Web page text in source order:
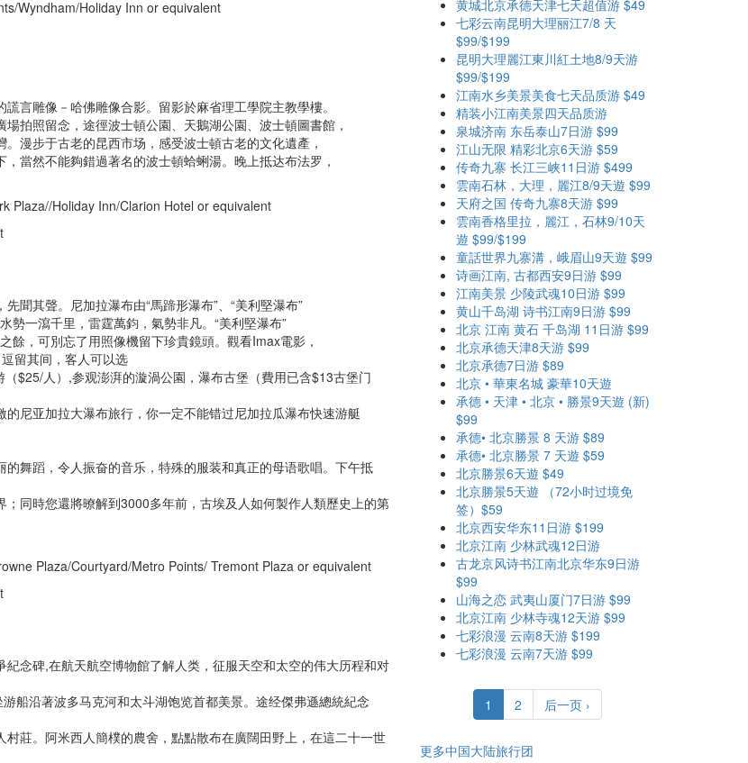
Wyndham/Holiday Inn or equivalent
言雕像－哈佛雕像合影。留影於麻省理工學院主教學樓。
拍照留念，途徑波士頓公園、天鵝湖公園、波士頓圖書館，
漫步于古老的昆西市场，感受波士頓古老的文化遺產，
當然不能夠錯過著名的波士頓蛤蜊湯。晚上抵达布法罗，
Plaza//Holiday Inn/Clarion Hotel or equivalent
聞其聲。尼加拉瀑布由“馬蹄形瀑布”、“美利堅瀑布”
勢一瀉千里，雷霆萬鈞，氣勢非凡。“美利堅瀑布”
餘，可別忘了用照像機留下珍貴鏡頭。觀看Imax電影，
留其间，客人可以选
$25/人）,参观澎湃的漩渦公園，瀑布古堡（費用已含$13古堡门
尼亚加拉大瀑布旅行，你一定不能错过尼加拉瓜瀑布快速游艇
舞蹈，令人振奋的音乐，特殊的服装和真正的母语歌唱。下午抵
同時您還將暸解到3000多年前，古埃及人如何製作人類歷史上的第
Plaza/Courtyard/Metro Points/ Tremont Plaza or equivalent
念碑,在航天航空博物館了解人类，征服天空和太空的伟大历程和对
船沿著波多马克河和太斗湖饱览首都美景。途经傑弗遜總統紀念
莊。阿米西人簡樸的農舍，點點散布在廣闊田野上，在這二十一世
黄城北京承德天津七天超值游 $49
七彩云南昆明大理丽江7/8 天
$99/$199
昆明大理麗江東川紅土地8/9天游
$99/$199
江南水乡美景美食七天品质游 $49
精装小江南美景四天品质游
泉城济南 东岳泰山7日游 $99
江山无限 精彩北京6天游 $59
传奇九寨 长江三峡11日游 $499
雲南石林，大理，麗江8/9天遊 $99
天府之国 传奇九寨8天游 $99
雲南香格里拉，麗江，石林9/10天
遊 $99/$199
童話世界九寨溝，峨眉山9天遊 $99
诗画江南, 古都西安9日游 $99
江南美景 少陵武魂10日游 $99
黄山千岛湖 诗书江南9日游 $99
北京 江南 黄石 千岛湖 11日游 $99
北京承德天津8天游 $99
北京承德7日游 $89
北京 • 華東名城 豪華10天遊
承德 • 天津 • 北京 • 勝景9天遊 (新)
$99
承德• 北京勝景 8 天游 $89
承德• 北京勝景 7 天遊 $59
北京勝景6天遊 $49
北京勝景5天遊 （72小时过境免
签）$59
北京西安华东11日游 $199
北京江南 少林武魂12日游
古龙京风诗书江南北京华东9日游
$99
山海之恋 武夷山厦门7日游 $99
北京江南 少林寺魂12天游 $99
七彩浪漫 云南8天游 $199
七彩浪漫 云南7天游 $99
1 2 后一页 ›
更多中国大陆旅行团